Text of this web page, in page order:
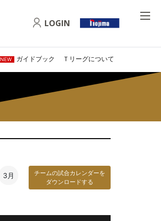
LOGIN
NEW ガイドブック Ｔリーグについて
3月
チームの試合カレンダーを
ダウンロードする